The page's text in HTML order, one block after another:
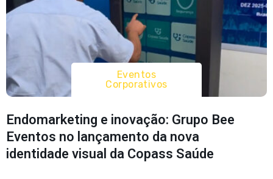
Eventos
Corporativos
Endomarketing e inovação: Grupo Bee
Eventos no lançamento da nova
identidade visual da Copass Saúde